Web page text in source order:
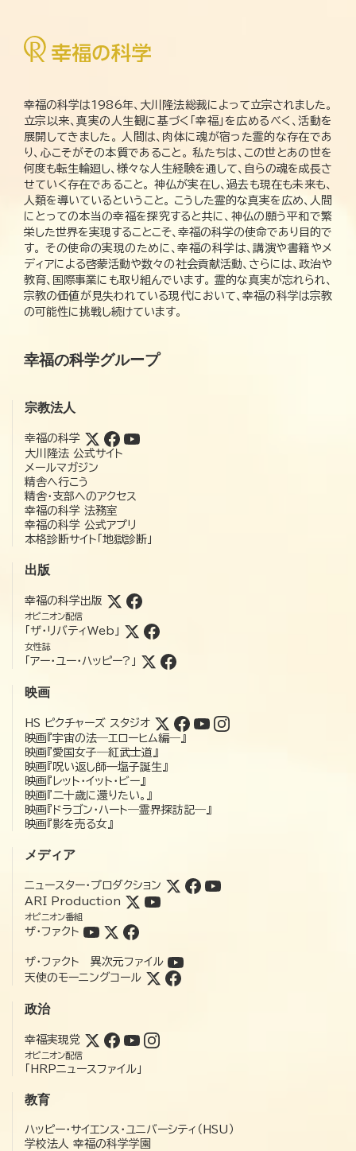
幸福の科学は1986年、大川隆法総裁によって立宗されました。
立宗以来、真実の人生観に基づく「幸福」を広めるべく、活動を
展開してきました。 人間は、肉体に魂が宿った霊的な存在であ
り、心こそがその本質であること。 私たちは、この世とあの世を
何度も転生輪廻し、様々な人生経験を通して、自らの魂を成長さ
せていく存在であること。 神仏が実在し、過去も現在も未来も、
人類を導いているということ。 こうした霊的な真実を広め、人間
にとっての本当の幸福を探究すると共に、神仏の願う平和で繁
栄した世界を実現することこそ、幸福の科学の使命であり目的で
す。 その使命の実現のために、幸福の科学は、講演や書籍やメ
ディアによる啓蒙活動や数々の社会貢献活動、さらには、政治や
教育、国際事業にも取り組んでいます。 霊的な真実が忘れられ、
宗教の価値が見失われている現代において、幸福の科学は宗教
の可能性に挑戦し続けています。
幸福の科学グループ
宗教法人
幸福の科学
大川隆法 公式サイト
メールマガジン
精舎へ行こう
精舎・支部へのアクセス
幸福の科学 法務室
幸福の科学 公式アプリ
本格診断サイト「地獄診断」
出版
幸福の科学出版
オピニオン配信
「ザ・リバティWeb」
女性誌
「アー・ユー・ハッピー?」
映画
HS ピクチャーズ スタジオ
映画『宇宙の法―エローヒム編―』
映画『愛国女子―紅武士道』
映画『呪い返し師—塩子誕生』
映画『レット・イット・ビー』
映画『二十歳に還りたい。』
映画『ドラゴン・ハート―霊界探訪記―』
映画『影を売る女』
メディア
ニュースター・プロダクション
ARI Production
オピニオン番組
ザ・ファクト
ザ・ファクト 異次元ファイル
天使のモーニングコール
政治
幸福実現党
オピニオン配信
「HRPニュースファイル」
教育
ハッピー・サイエンス・ユニバーシティ（HSU）
学校法人 幸福の科学学園